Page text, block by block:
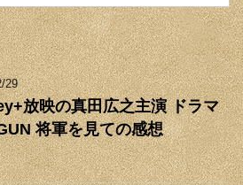
29
放映の真田広之主演 ドラマ
将軍を見ての感想